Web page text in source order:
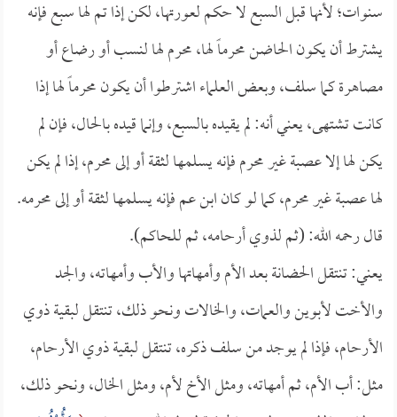
سنوات؛ لأنها قبل السبع لا حكم لعورتها، لكن إذا تم لها سبع فإنه
يشترط أن يكون الحاضن محرماً لها، محرم لها لنسب أو رضاع أو
مصاهرة كما سلف، وبعض العلماء اشترطوا أن يكون محرماً لها إذا
كانت تشتهى، يعني أنه: لم يقيده بالسبع، وإنما قيده بالحال، فإن لم
يكن لها إلا عصبة غير محرم فإنه يسلمها لثقة أو إلى محرم، إذا لم يكن
لها عصبة غير محرم، كما لو كان ابن عم فإنه يسلمها لثقة أو إلى محرمه.
قال رحمه الله: (ثم لذوي أرحامه، ثم للحاكم).
يعني: تنتقل الحضانة بعد الأم وأمهاتها والأب وأمهاته، والجد
والأخت لأبوين والعمات، والخالات ونحو ذلك، تنتقل لبقية ذوي
الأرحام، فإذا لم يوجد من سلف ذكره، تنتقل لبقية ذوي الأرحام،
مثل: أب الأم، ثم أمهاته، ومثل الأخ لأم، ومثل الخال، ونحو ذلك،